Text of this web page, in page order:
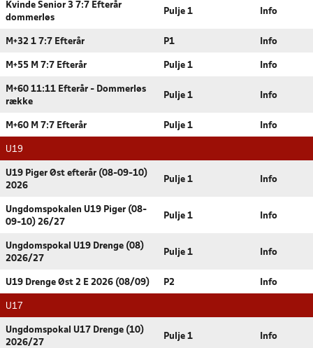
Kvinde Senior 3 7:7 Efterår
dommerløs
Pulje 1 Info
M+32 1 7:7 Efterår P1 Info
M+55 M 7:7 Efterår Pulje 1 Info
M+60 11:11 Efterår - Dommerløs
række
Pulje 1 Info
M+60 M 7:7 Efterår Pulje 1 Info
U19
U19 Piger Øst efterår (08-09-10)
2026
Pulje 1 Info
Ungdomspokalen U19 Piger (08-
09-10) 26/27
Pulje 1 Info
Ungdomspokal U19 Drenge (08)
2026/27
Pulje 1 Info
U19 Drenge Øst 2 E 2026 (08/09) P2 Info
U17
Ungdomspokal U17 Drenge (10)
2026/27
Pulje 1 Info